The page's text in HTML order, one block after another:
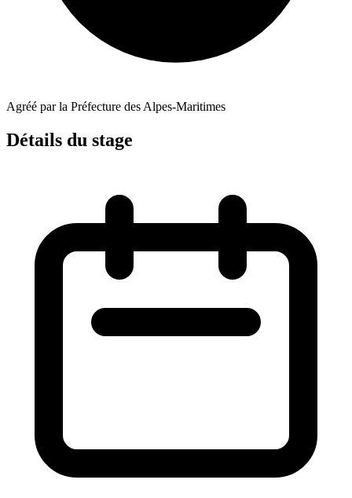
Agréé par la Préfecture des Alpes-Maritimes
Détails du stage